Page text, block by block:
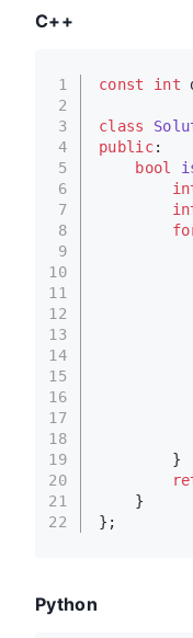
C++
1
2
3
4
5
6
7
8
9
10
11
12
13
14
15
16
17
18
19
20
21
22
const int
class
public:
bool
        }
    }
};
Python